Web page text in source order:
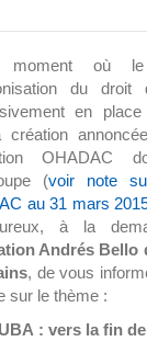
où le
du
en
création
(voir note
au 31 mars
à la
Andrés Bello
, de vous
sur le thème :
: vers la fin